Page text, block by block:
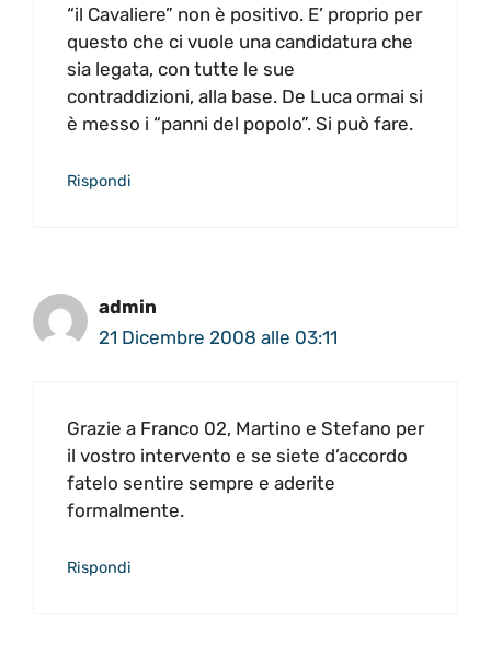
“il Cavaliere” non è positivo. E’ proprio per
questo che ci vuole una candidatura che
sia legata, con tutte le sue
contraddizioni, alla base. De Luca ormai si
è messo i “panni del popolo”. Si può fare.
Rispondi
admin
21 Dicembre 2008 alle 03:11
Grazie a Franco 02, Martino e Stefano per
il vostro intervento e se siete d’accordo
fatelo sentire sempre e aderite
formalmente.
Rispondi